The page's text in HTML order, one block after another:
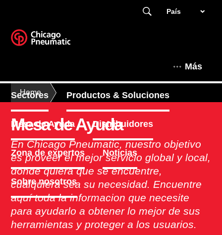
País
Más
Sectores Productos & Soluciones
Mesa de Ayuda Distribuidores
Zona de expertos Noticias
Sobre nosotros
Home
Mesa de Ayuda
En Chicago Pneumatic, nuestro objetivo
es proveer el mejor servicio global y local,
donde quiera que se encuentre,
cualquiera sea su necesidad. Encuentre
aquí toda la informacion que necesite
para ayudarlo a obtener lo mejor de sus
herramientas y proteger a los usuarios.